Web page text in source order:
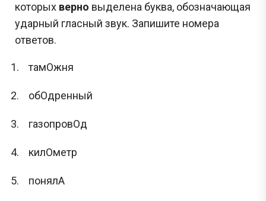
которых верно выделена буква, обозначающая
ударный гласный звук. Запишите номера
ответов.
тамОжня
обОдренный
газопровОд
килОметр
понялА